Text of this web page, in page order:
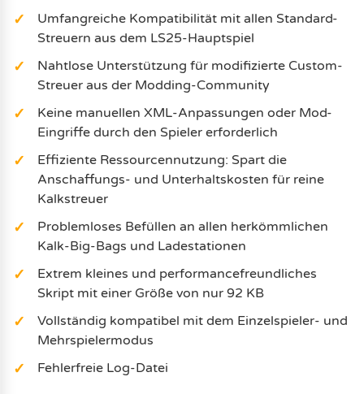
Umfangreiche Kompatibilität mit allen Standard-
Streuern aus dem LS25-Hauptspiel
Nahtlose Unterstützung für modifizierte Custom-
Streuer aus der Modding-Community
Keine manuellen XML-Anpassungen oder Mod-
Eingriffe durch den Spieler erforderlich
Effiziente Ressourcennutzung: Spart die
Anschaffungs- und Unterhaltskosten für reine
Kalkstreuer
Problemloses Befüllen an allen herkömmlichen
Kalk-Big-Bags und Ladestationen
Extrem kleines und performancefreundliches
Skript mit einer Größe von nur 92 KB
Vollständig kompatibel mit dem Einzelspieler- und
Mehrspielermodus
Fehlerfreie Log-Datei